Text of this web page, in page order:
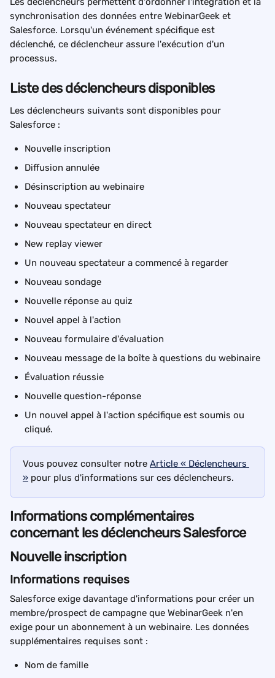
synchronisation des données entre WebinarGeek et
Salesforce. Lorsqu'un événement spécifique est
déclenché, ce déclencheur assure l'exécution d'un
processus.
Liste des déclencheurs disponibles
Les déclencheurs suivants sont disponibles pour
Salesforce :
Nouvelle inscription
Diffusion annulée
Désinscription au webinaire
Nouveau spectateur
Nouveau spectateur en direct
New replay viewer
Un nouveau spectateur a commencé à regarder
Nouveau sondage
Nouvelle réponse au quiz
Nouvel appel à l'action
Nouveau formulaire d'évaluation
Nouveau message de la boîte à questions du webinaire
Évaluation réussie
Nouvelle question-réponse
Un nouvel appel à l'action spécifique est soumis ou
cliqué.
Vous pouvez consulter notre Article « Déclencheurs
» pour plus d'informations sur ces déclencheurs.
Informations complémentaires
concernant les déclencheurs Salesforce
Nouvelle inscription
Informations requises
Salesforce exige davantage d'informations pour créer un
membre/prospect de campagne que WebinarGeek n'en
exige pour un abonnement à un webinaire. Les données
supplémentaires requises sont :
Nom de famille